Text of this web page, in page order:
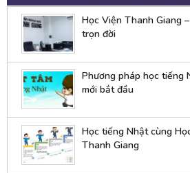
Học Viện Thanh Giang
trọn đời
Phương pháp học tiếng
mới bắt đầu
Học tiếng Nhật cùng
Thanh Giang